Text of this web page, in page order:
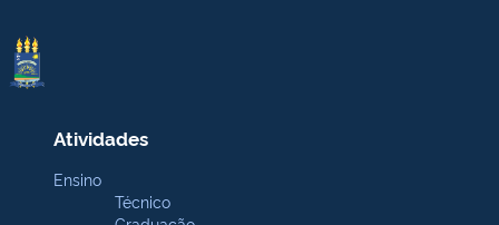
Atividades
Ensino
Técnico